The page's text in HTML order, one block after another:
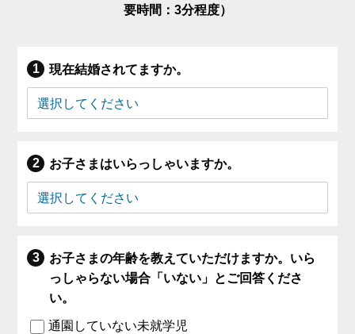
要時間：3分程度）
現在結婚されてますか。
お子さまはいらっしゃいますか。
お子さまの年齢を教えていただけますか。いら
っしゃらない場合「いない」とご回答くださ
い。
通園していない未就学児